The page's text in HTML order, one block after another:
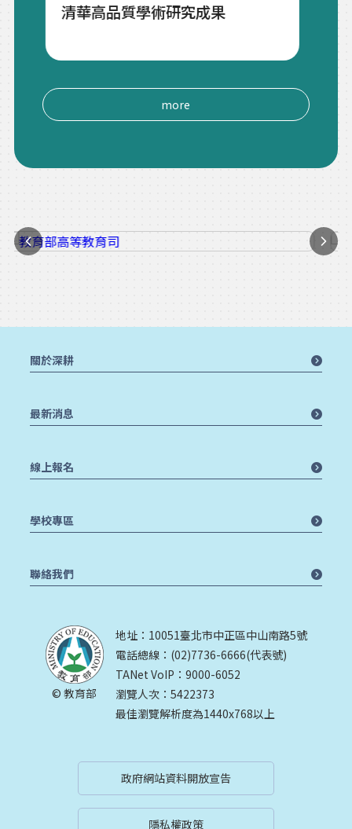
清華高品質學術研究成果
more
© 教育部
地址：10051臺北市中正區中山南路5號
電話總線：(02)7736-6666(代表號)
TANet VoIP：9000-6052
瀏覽人次：5422373
最佳瀏覽解析度為1440x768以上
關於深耕
最新消息
線上報名
學校專區
聯絡我們
政府網站資料開放宣告
隱私權政策